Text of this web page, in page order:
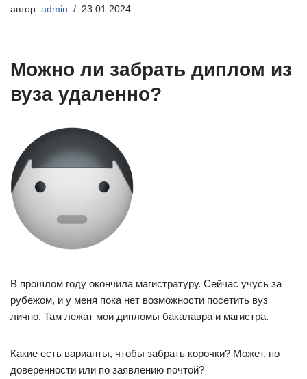
автор: admin 23.01.2024
Можно ли забрать диплом из
вуза удаленно?
В прошлом году окончила магистратуру. Сейчас учусь за
рубежом, и у меня пока нет возможности посетить вуз
лично. Там лежат мои дипломы бакалавра и магистра.
Какие есть варианты, чтобы забрать корочки? Может, по
доверенности или по заявлению почтой?